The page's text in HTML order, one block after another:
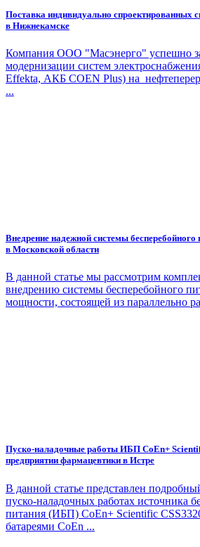
Поставка индивидуально спроектированных
в Нижнекамске
Компания ООО "Масэнерго" успешно
модернизации систем
Effekta, АКБ COEN Plus) на
...
Внедрение надежной системы
в Московской области
В данной статье мы рассмотрим
внедрению системы бесперебойного
мощности, состоящей из параллельно
Пуско-наладочные работы ИБП CoEn+
предприятии фармацевтики в Истре
В данной статье представлен
пуско-наладочных работах источника
питания (ИБП) CoEn+ Scientific
батареями CoEn ...